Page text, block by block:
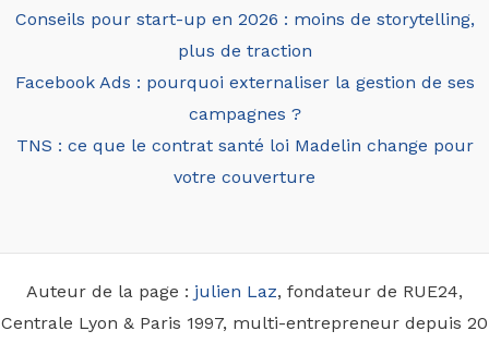
Conseils pour start-up en 2026 : moins de storytelling,
plus de traction
Facebook Ads : pourquoi externaliser la gestion de ses
campagnes ?
TNS : ce que le contrat santé loi Madelin change pour
votre couverture
Auteur de la page : julien Laz, fondateur de RUE24,
Centrale Lyon & Paris 1997, multi-entrepreneur depuis 20